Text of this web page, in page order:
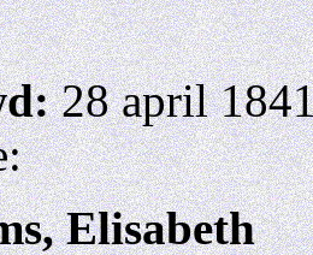
28 april
Elisabeth